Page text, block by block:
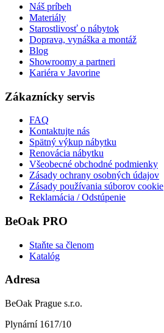
Náš príbeh
Materiály
Starostlivosť o nábytok
Doprava, vynáška a montáž
Blog
Showroomy a partneri
Kariéra v Javorine
Zákaznícky servis
FAQ
Kontaktujte nás
Spätný výkup nábytku
Renovácia nábytku
Všeobecné obchodné podmienky
Zásady ochrany osobných údajov
Zásady používania súborov cookie
Reklamácia / Odstúpenie
BeOak PRO
Staňte sa členom
Katalóg
Adresa
BeOak Prague s.r.o.
Plynární 1617/10